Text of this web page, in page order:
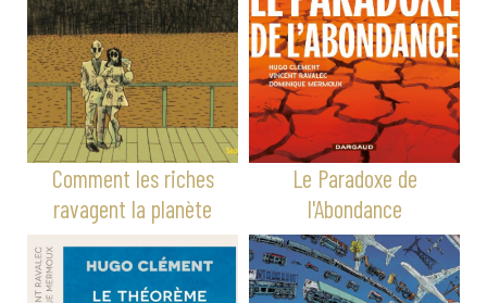
Comment les riches
ravagent la planète
Le Paradoxe de
l'Abondance